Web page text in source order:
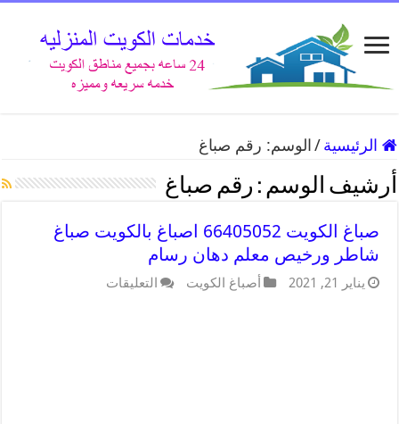
الرئيسية / الوسم: رقم صباغ
أرشيف الوسم : رقم صباغ
صباغ الكويت 66405052 اصباغ بالكويت صباغ
شاطر ورخيص معلم دهان رسام
يناير 21, 2021 أصباغ الكويت التعليقات